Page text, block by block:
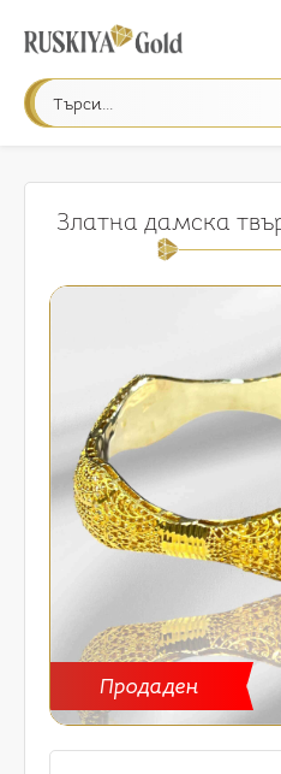
Златна дамска
Продаден